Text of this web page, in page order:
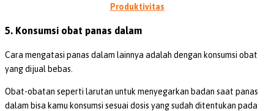
Produktivitas
5. Konsumsi obat panas dalam
Cara mengatasi panas dalam lainnya adalah dengan konsumsi obat
yang dijual bebas.
Obat-obatan seperti larutan untuk menyegarkan badan saat panas
dalam bisa kamu konsumsi sesuai dosis yang sudah ditentukan pada